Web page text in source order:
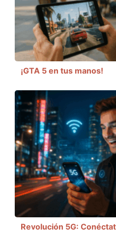
¡GTA 5 en tus manos!
Revolución 5G: